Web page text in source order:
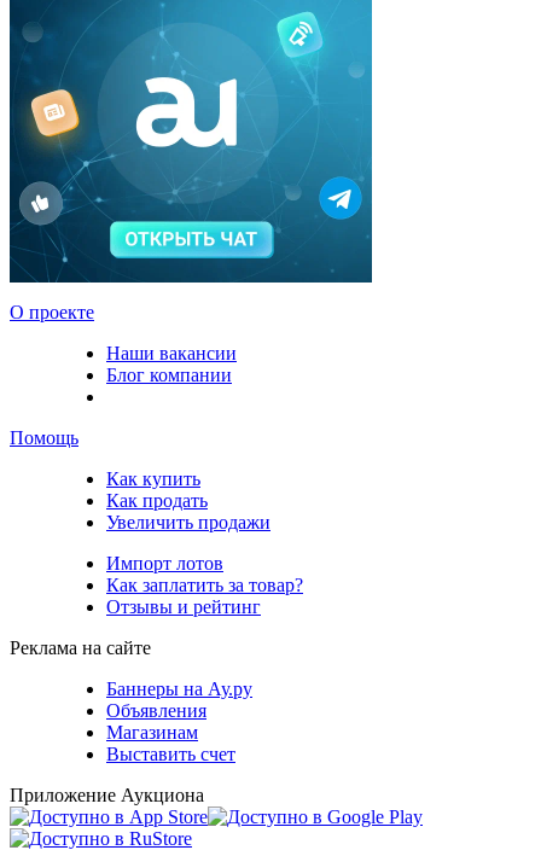
О проекте
Наши вакансии
Блог компании
Помощь
Как купить
Как продать
Увеличить продажи
Импорт лотов
Как заплатить за товар?
Отзывы и рейтинг
Реклама на сайте
Баннеры на Ау.ру
Объявления
Магазинам
Выставить счет
Приложение Аукциона